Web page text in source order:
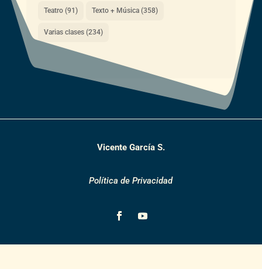
Teatro(91) Texto + Música(358)
Varias clases(234)
Vicente García S.
Política de Privacidad